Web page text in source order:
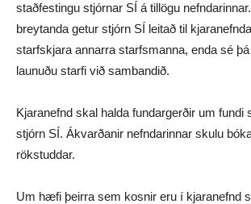
staðfestingu stjórnar SÍ á tillögu
breytanda getur stjórn SÍ leitað til
starfskjara annarra starfsmanna, enda sé
launuðu starfi við sambandið.
Kjaranefnd skal halda fundargerðir um fundi
stjórn SÍ. Ákvarðanir nefndarinnar skulu
rökstuddar.
Um hæfi þeirra sem kosnir eru í kjaranefnd